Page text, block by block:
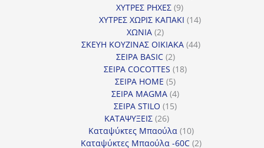
ΧΥΤΡΕΣ ΡΗΧΕΣ 99
προϊόντα
ΧΥΤΡΕΣ ΧΩΡΙΣ ΚΑΠΑΚΙ 1414
ΧΩΝΙΑ 22
προϊόντα
ΣΚΕΥΗ ΚΟΥΖΙΝΑΣ ΟΙΚΙΑΚΑ 4444
ΣΕΙΡΑ BASIC 22
προϊόντα
ΣΕΙΡΑ COCOTTES 1818
ΣΕΙΡΑ HOME 55
προϊόντα
ΣΕΙΡΑ MAGMA 44
προϊόντα
ΣΕΙΡΑ STILO 1515
ΚΑΤΑΨΥΞΕΙΣ 2626
προϊόντα
Καταψύκτες Μπαούλα 1010
προϊόντα
Καταψύκτες Μπαούλα -60C 22